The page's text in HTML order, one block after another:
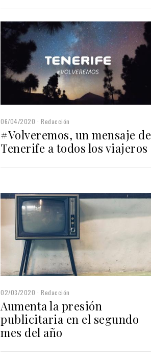
06/04/2020 Redacción
#Volveremos, un mensaje de
Tenerife a todos los viajeros
02/03/2020 Redacción
Aumenta la presión
publicitaria en el segundo
mes del año